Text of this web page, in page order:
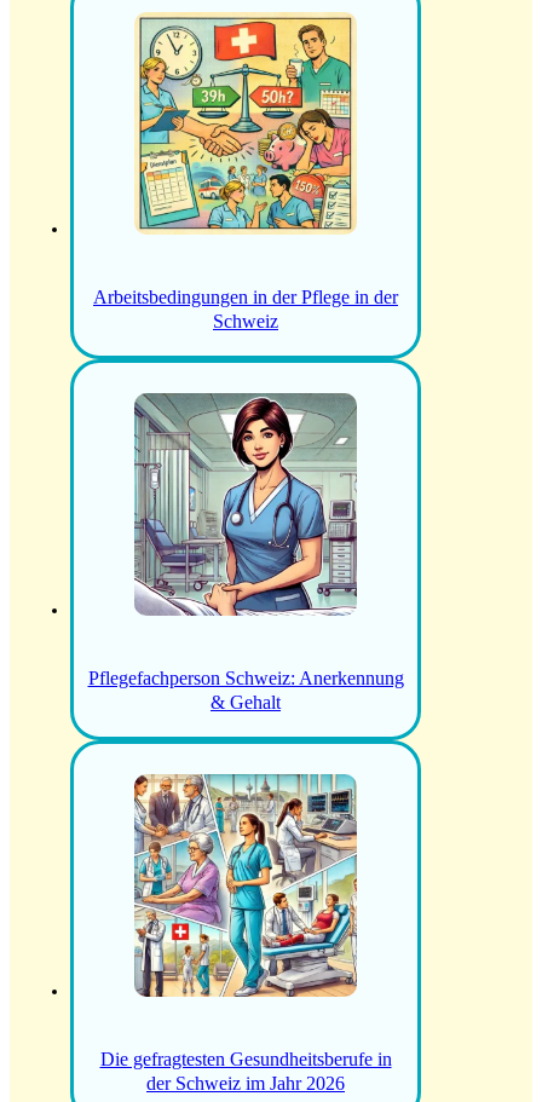
Arbeitsbedingungen in der Pflege in der
Schweiz
Pflegefachperson Schweiz: Anerkennung
& Gehalt
Die gefragtesten Gesundheitsberufe in
der Schweiz im Jahr 2026